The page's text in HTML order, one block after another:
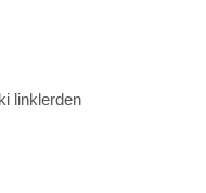
linklerden